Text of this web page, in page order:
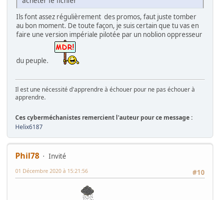
Ils font assez régulièrement des promos, faut juste tomber
au bon moment. De toute façon, je suis certain que tu vas en
faire une version impériale pilotée par un noblion oppresseur
du peuple.
Il est une nécessité d'apprendre à échouer pour ne pas échouer à
apprendre.
Ces cyberméchanistes remercient l'auteur pour ce message :
Helix6187
Phil78
Invité
#10
01 Décembre 2020 à 15:21:56